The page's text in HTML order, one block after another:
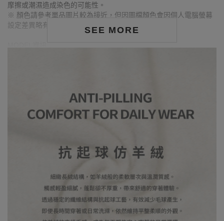
SEE MORE
摩擦或潮濕造成染色的可能性。
※ 顏色請參考單品圖片較為接近，但因圖檔顏色會因個人電腦螢幕
設定差異略有不同，請以實際商品顏色為準。
身高170cm／胸圍Bust：79cm
腰圍Waist：60cm／臀圍hips：90cm